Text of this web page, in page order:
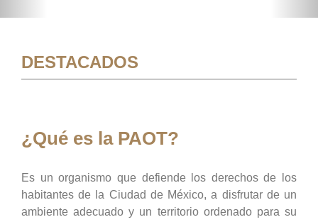
DESTACADOS
¿Qué es la PAOT?
Es un organismo que defiende los derechos de los
habitantes de la Ciudad de México, a disfrutar de un
ambiente adecuado y un territorio ordenado para su